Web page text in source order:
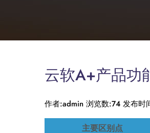
云软A+产品功
作者:admin 浏览数:74 发布时
主要区别点